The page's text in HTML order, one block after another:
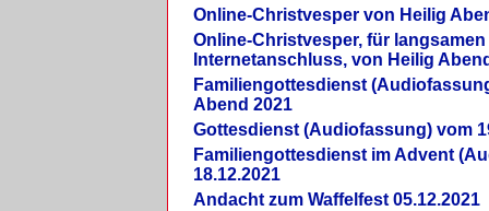
Online-Christvesper von Heilig
Online-Christvesper, für langsamen
Internetanschluss, von Heilig
Familiengottesdienst
Abend 2021
Gottesdienst (Audiofassung) vom
Familiengottesdienst im Advent
18.12.2021
Andacht zum Waffelfest 05.12.2021